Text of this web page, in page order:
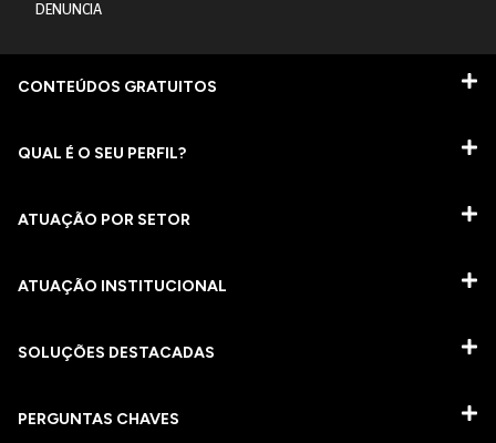
DENUNCIA
CONTEÚDOS GRATUITOS
QUAL É O SEU PERFIL?
ATUAÇÃO POR SETOR
ATUAÇÃO INSTITUCIONAL
SOLUÇÕES DESTACADAS
PERGUNTAS CHAVES​